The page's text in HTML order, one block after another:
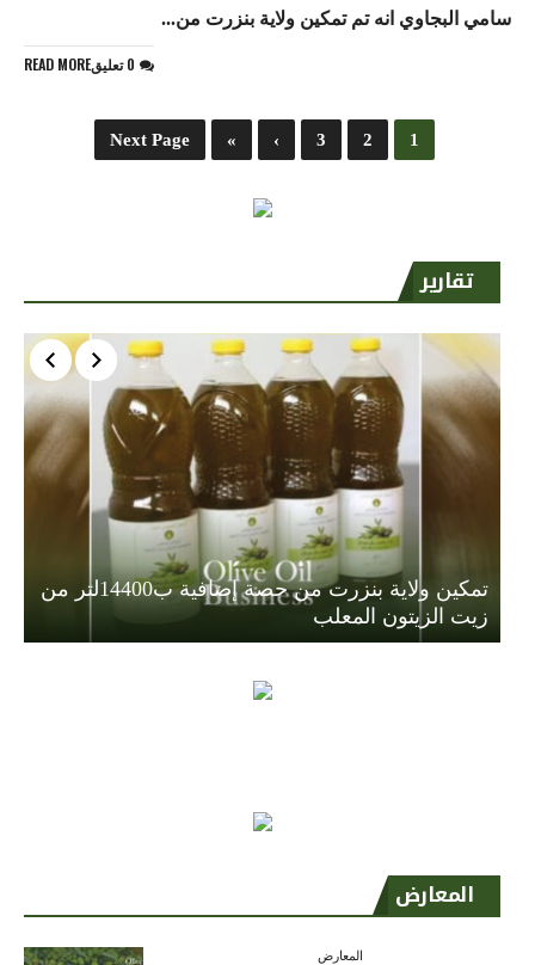
سامي البجاوي انه تم تمكين ولاية بنزرت من...
READ MORE 0 تعليق
1
2
3
›
»
Next Page
تقارير
تمكين ولاية بنزرت من حصة إضافية ب14400لتر من
زيت الزيتون المعلب
المعارض
المعارض